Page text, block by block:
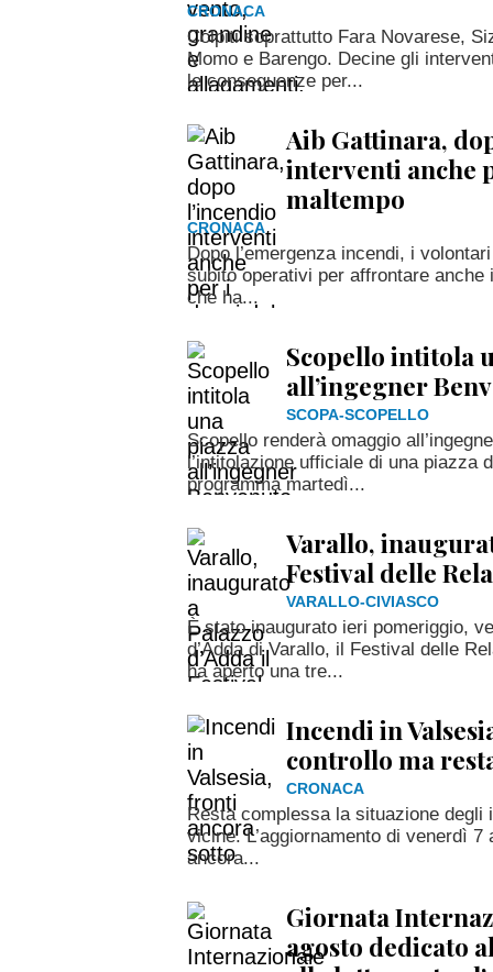
CRONACA
Colpiti soprattutto Fara Novarese,
Momo e Barengo. Decine gli
le conseguenze per...
Aib Gattinara,
interventi anche
maltempo
CRONACA
Dopo l’emergenza incendi, i
subito operativi per affrontare
che ha...
Scopello intitola
all’ingegner
SCOPA-SCOPELLO
Scopello renderà omaggio
l’intitolazione ufficiale di una piazza
programma martedì...
Varallo,
Festival delle
VARALLO-CIVIASCO
È stato inaugurato ieri pomeriggio,
d’Adda di Varallo, il Festival delle
ha aperto una tre...
Incendi in
controllo ma
CRONACA
Resta complessa la situazione degli
vicine. L’aggiornamento di venerdì
ancora...
Giornata
agosto dedicato